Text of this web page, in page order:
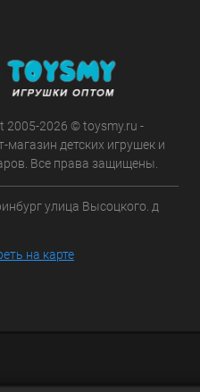
2005-2026 © toysmy.ru -
магазин детских игрушек и
Все права защищены.
улица Высоцкого. д
на карте